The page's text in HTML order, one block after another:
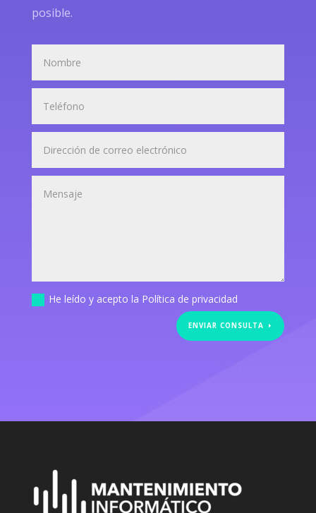
posible.
He leído y acepto la Política de privacidad
ENVIAR CONSULTA